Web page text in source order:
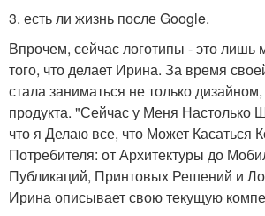
3. есть ли жизнь после Google.
Впрочем, сейчас логотипы - это лишь
того, что делает Ирина. За время
стала заниматься не только
продукта. "Сейчас у Меня Настолько
что я Делаю все, что Может Касаться
Потребителя: от Архитектуры до
Публикаций, Принтовых Решений и
Ирина описывает свою текущую